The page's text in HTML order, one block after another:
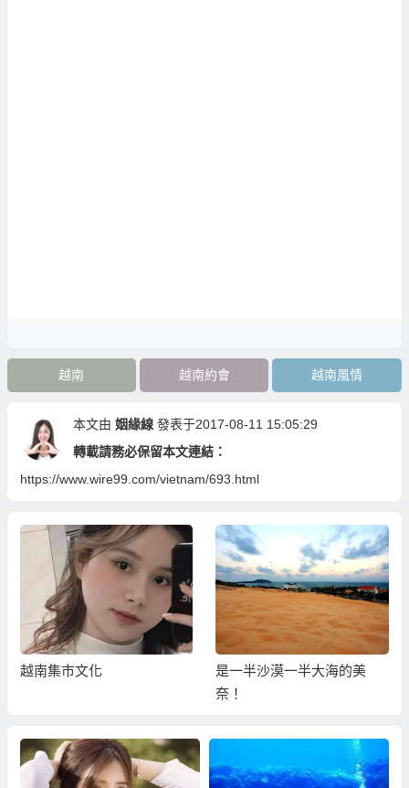
越南 越南約會 越南風情
本文由 姻緣線 發表于2017-08-11 15:05:29
轉載請務必保留本文連結：
https://www.wire99.com/vietnam/693.html
越南集市文化
是一半沙漠一半大海的美
奈！